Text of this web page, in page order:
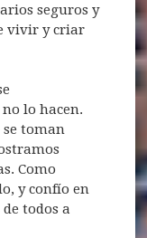
seguros y
vivir y criar
lo hacen.
se toman
Como
y confío en
todos a